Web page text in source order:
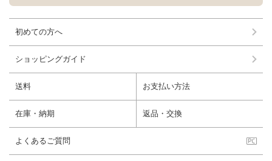
初めての方へ
ショッピングガイド
送料 お支払い方法
在庫・納期 返品・交換
よくあるご質問